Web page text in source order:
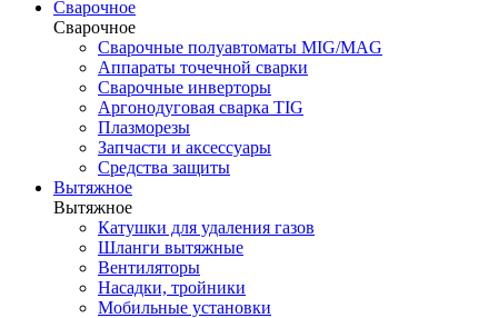
Сварочное
Сварочное
Сварочные полуавтоматы MIG/MAG
Аппараты точечной сварки
Сварочные инверторы
Аргонодуговая сварка TIG
Плазморезы
Запчасти и аксессуары
Средства защиты
Вытяжное
Вытяжное
Катушки для удаления газов
Шланги вытяжные
Вентиляторы
Насадки, тройники
Мобильные установки